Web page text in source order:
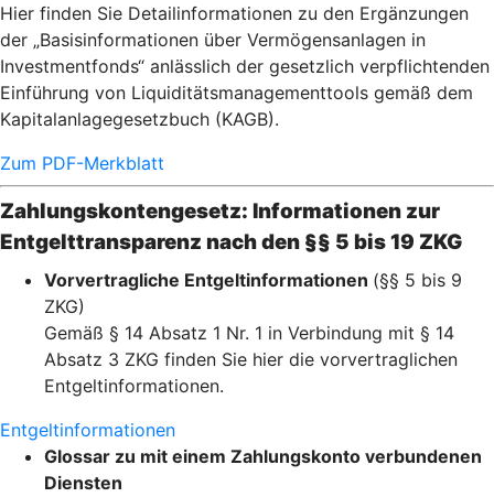
Hier finden Sie Detailinformationen zu den Ergänzungen
der „Basisinformationen über Vermögensanlagen in
Investmentfonds“ anlässlich der gesetzlich verpflichtenden
Einführung von Liquiditätsmanagementtools gemäß dem
Kapitalanlagegesetzbuch (KAGB).
Zum PDF-Merkblatt
Zahlungskontengesetz: Informationen zur
Entgelttransparenz nach den §§ 5 bis 19 ZKG
Vorvertragliche Entgeltinformationen (§§ 5 bis 9
ZKG)
Gemäß § 14 Absatz 1 Nr. 1 in Verbindung mit § 14
Absatz 3 ZKG finden Sie hier die vorvertraglichen
Entgeltinformationen.
Entgeltinformationen
Glossar zu mit einem Zahlungskonto verbundenen
Diensten